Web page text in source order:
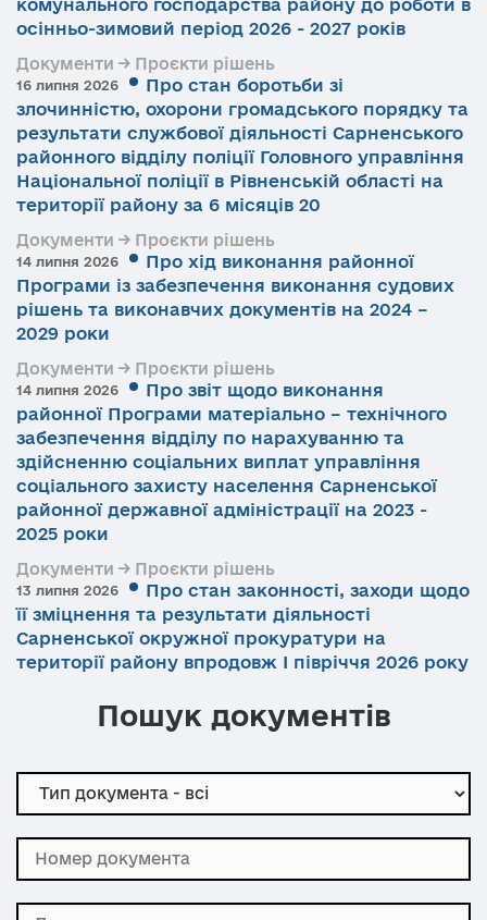
комунального господарства району до роботи в
осінньо-зимовий період 2026 - 2027 років
Документи → Проєкти рішень
16 липня 2026
Про стан боротьби зі
злочинністю, охорони громадського порядку та
результати службової діяльності Сарненського
районного відділу поліції Головного управління
Національної поліції в Рівненській області на
території району за 6 місяців 20
Документи → Проєкти рішень
14 липня 2026
Про хід виконання районної
Програми із забезпечення виконання судових
рішень та виконавчих документів на 2024 –
2029 роки
Документи → Проєкти рішень
14 липня 2026
Про звіт щодо виконання
районної Програми матеріально – технічного
забезпечення відділу по нарахуванню та
здійсненню соціальних виплат управління
соціального захисту населення Сарненської
районної державної адміністрації на 2023 -
2025 роки
Документи → Проєкти рішень
13 липня 2026
Про стан законності, заходи щодо
її зміцнення та результати діяльності
Сарненської окружної прокуратури на
території району впродовж І півріччя 2026 року
Пошук документів